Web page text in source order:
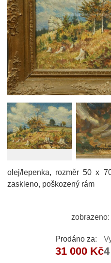
olej/lepenka, rozměr 50 x
zaskleno, poškozený rám
zobrazeno:
Prodáno za:
31 000 Kč